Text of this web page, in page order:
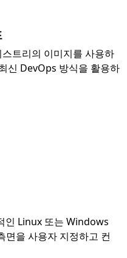
트리의 이미지를 사용하
신 DevOps 방식을 활용하
인 Linux 또는 Windows
면을 사용자 지정하고 컨